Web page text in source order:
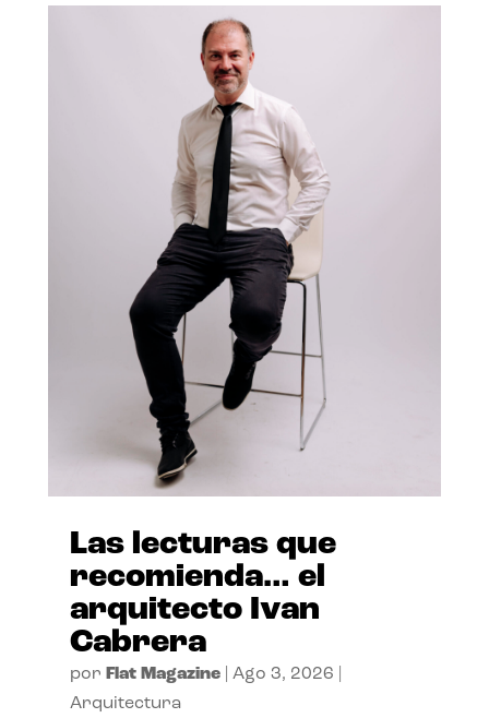
Las lecturas que
recomienda… el
arquitecto Ivan
Cabrera
por Flat Magazine| Ago 3, 2026
Arquitectura